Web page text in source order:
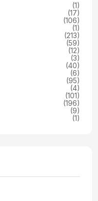
(1)
(17)
(106)
(1)
(213)
(59)
(12)
(3)
(40)
(6)
(95)
(4)
(101)
(196)
(9)
(1)